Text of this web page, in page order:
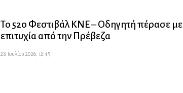
Το 52ο Φεστιβάλ ΚΝΕ – Οδηγητή πέρασε με
επιτυχία από την Πρέβεζα
28 Ιουλίου 2026, 12:45